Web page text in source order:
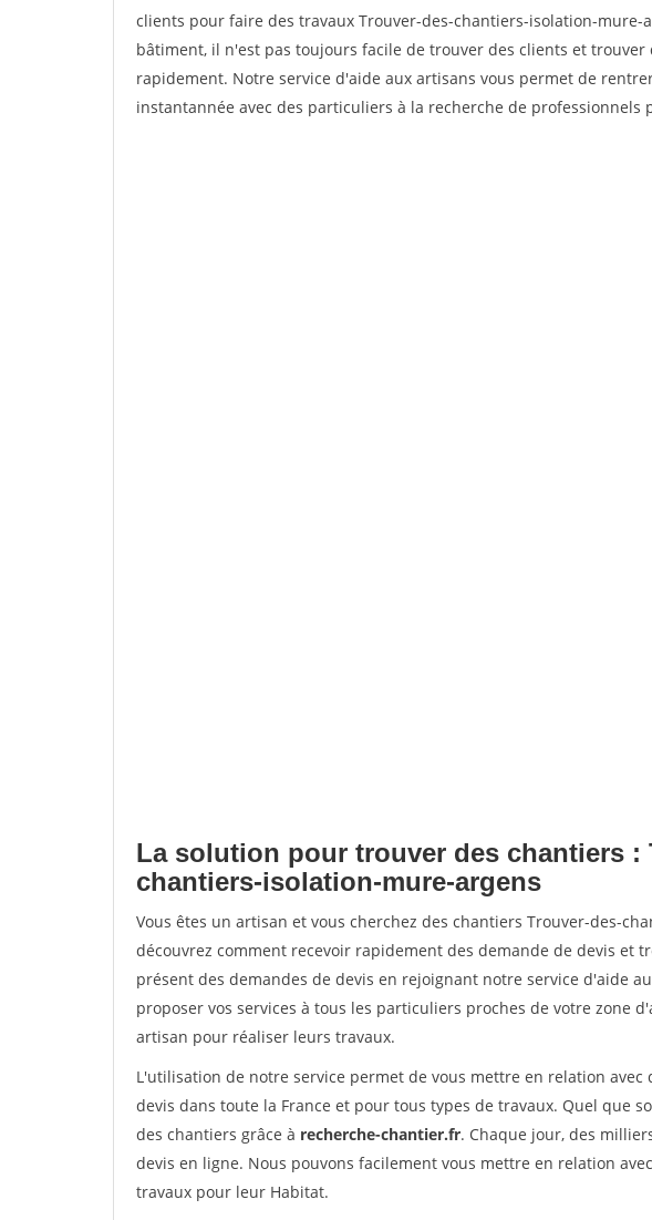
clients pour faire des travaux Trouver-des-chantiers-isolation-mure-
bâtiment, il n'est pas toujours facile de trouver des clients et trouver
rapidement. Notre service d'aide aux artisans vous permet de
instantannée avec des particuliers à la recherche de
La solution pour trouver des chantiers :
chantiers-isolation-mure-argens
Vous êtes un artisan et vous cherchez des chantiers Trouver-des-
découvrez comment recevoir rapidement des demande de devis et
présent des demandes de devis en rejoignant notre service d'aide
proposer vos services à tous les particuliers proches de votre zone
artisan pour réaliser leurs travaux.
L'utilisation de notre service permet de vous mettre en relation
devis dans toute la France et pour tous types de travaux. Quel que
des chantiers grâce à recherche-chantier.fr. Chaque jour, des
devis en ligne. Nous pouvons facilement vous mettre en relation
travaux pour leur Habitat.